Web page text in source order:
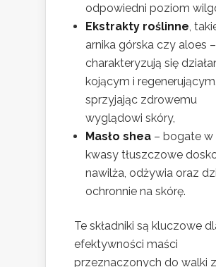
odpowiedni poziom
Ekstrakty roślinne ,
arnika górska czy aloes –
charakteryzują się
kojącym i regenerującym,
sprzyjając zdrowemu
wyglądowi skóry,
Masło shea – bogate w
kwasy tłuszczowe
nawilża, odżywia oraz
ochronnie na skórę.
Te składniki są kluczowe
efektywności maści
przeznaczonych do walki z